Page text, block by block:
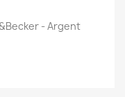
- Argent